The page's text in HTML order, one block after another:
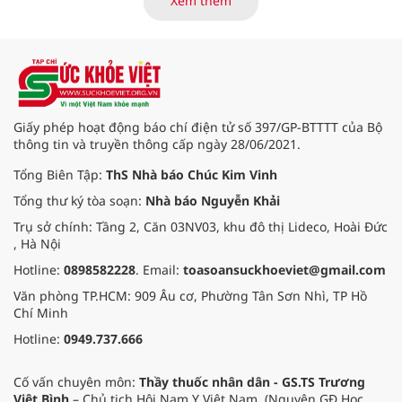
báo cáo tại Hội thảo khoa học cập
Giấy phép hoạt động báo chí điện tử số 397/GP-BTTTT của Bộ
thông tin và truyền thông cấp ngày 28/06/2021.
Tổng Biên Tập: ThS Nhà báo Chúc Kim Vinh
Tổng thư ký tòa soạn: Nhà báo Nguyễn Khải
Trụ sở chính: Tầng 2, Căn 03NV03, khu đô thị Lideco, Hoài Đức
, Hà Nội
Hotline: 0898582228. Email: toasoansuckhoeviet@gmail.com
Văn phòng TP.HCM: 909 Âu cơ, Phường Tân Sơn Nhì, TP Hồ
Chí Minh
Hotline: 0949.737.666
Cố vấn chuyên môn: Thầy thuốc nhân dân - GS.TS Trương
Việt Bình – Chủ tịch Hội Nam Y Việt Nam. (Nguyên GĐ Học